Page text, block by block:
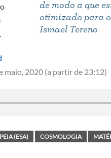
de modo a que
otimizado para
Ismael Tereno
maio, 2020 (a partir de 23:12)
(ESA) COSMOLOGIA